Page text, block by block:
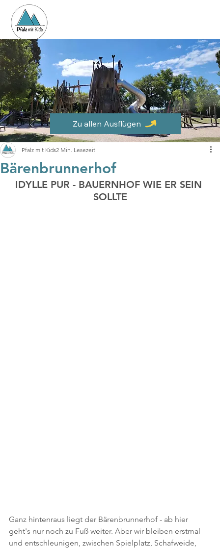
Zu allen Ausflügen
Bärenbrunnerhof
Pfalz mit Kids2 Min. Lesezeit
IDYLLE PUR - BAUERNHOF WIE ER SEIN
SOLLTE
Ganz hintenraus liegt der Bärenbrunnerhof - ab hier
geht's nur noch zu Fuß weiter. Aber wir bleiben erstmal
und entschleunigen, zwischen Spielplatz, Schafweide,